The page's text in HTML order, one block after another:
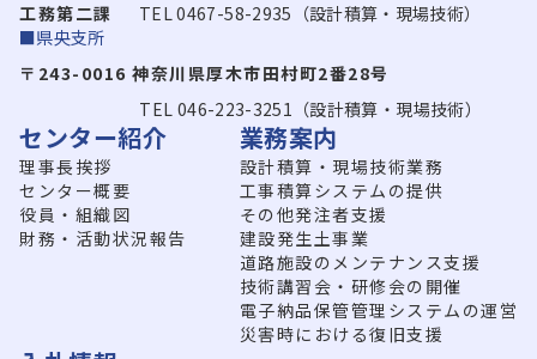
工務第二課
TEL 0467-58-2935（設計積算・現場技術）
■県央支所
〒243-0016 神奈川県厚木市田村町2番28号
TEL 046-223-3251（設計積算・現場技術）
センター紹介
理事長挨拶
センター概要
役員・組織図
財務・活動状況報告
業務案内
設計積算・現場技術業務
工事積算システムの提供
その他発注者支援
建設発生土事業
道路施設のメンテナンス支援
技術講習会・研修会の開催
電子納品保管管理システムの運営
災害時における復旧支援